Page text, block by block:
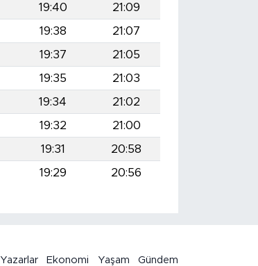
19:40
21:09
19:38
21:07
19:37
21:05
19:35
21:03
19:34
21:02
19:32
21:00
19:31
20:58
19:29 20:56
Yazarlar Ekonomi Yaşam Gündem